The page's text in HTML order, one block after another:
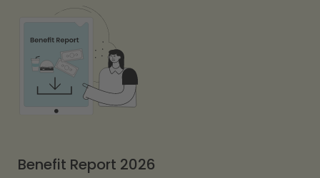
Benefit Report 2026